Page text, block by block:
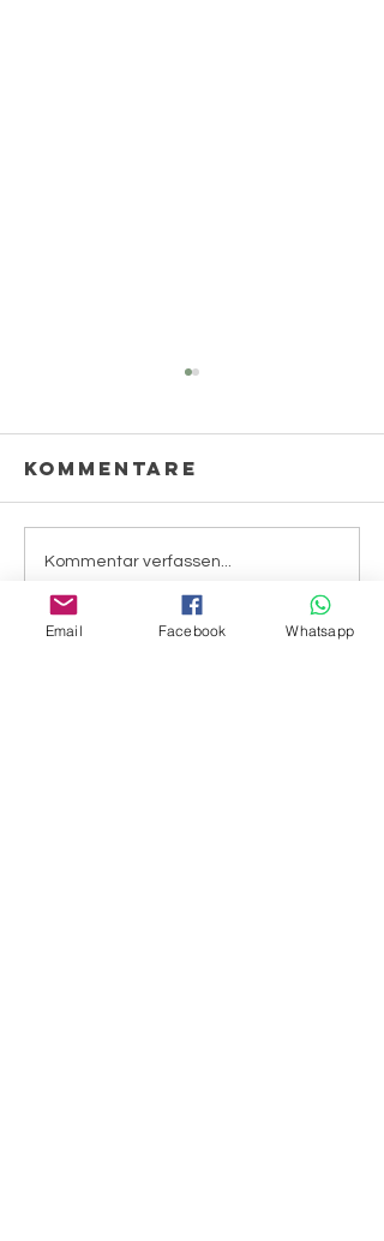
Erbsen
Kommentare
Kommentar verfassen...
Email Facebook Whatsapp